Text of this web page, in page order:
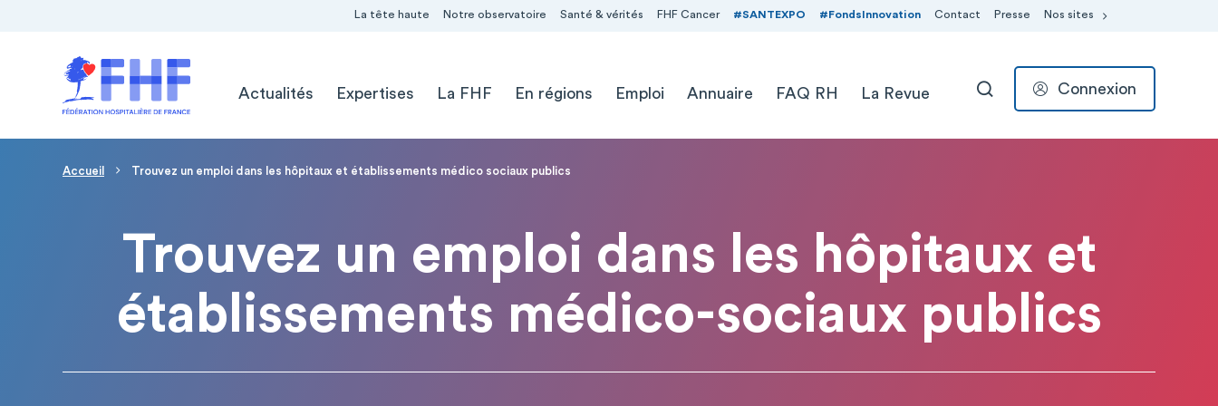
La tête haute Notre observatoire Santé & vérités FHF Cancer #SANTEXPO #FondsInnovation Contact Presse Nos sites
Actualités
Expertises La FHF En régions Emploi Annuaire FAQ RH La Revue RECHERCHER
Connexion
Page d'accueil
Fil d'Ariane
Accueil Trouvez un emploi dans les hôpitaux et établissements médico sociaux publics
Trouvez un emploi dans les hôpitaux et
établissements médico-sociaux publics